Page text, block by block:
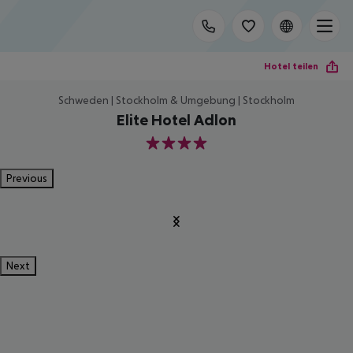
Hotel teilen
Schweden | Stockholm & Umgebung | Stockholm
Elite Hotel Adlon
4
Previous
Next